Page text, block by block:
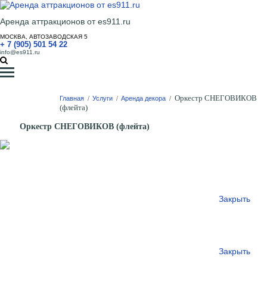
Аренда аттракционов от es911.ru
МОСКВА, АВТОЗАВОДСКАЯ 5
+ 7 (905) 501 54 22
info@es911.ru
Главная / Услуги / Аренда декора / Оркестр СНЕГОВИКОВ
(флейта)
Оркестр СНЕГОВИКОВ (флейта)
Закрыть
Закрыть